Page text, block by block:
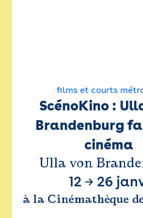
films et courts
ScénoKino :
Brandenburg
cinéma
Ulla von
12 → 26
à la Cinémathèque